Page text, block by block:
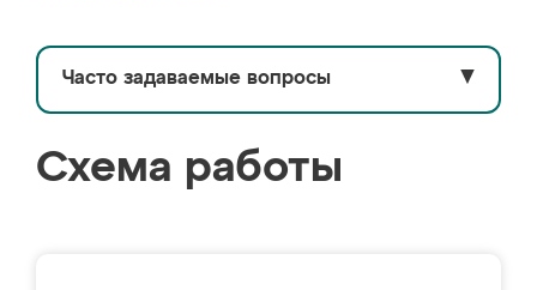
Часто задаваемые вопросы ▼
Схема работы